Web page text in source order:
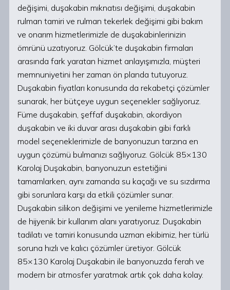
değişimi, duşakabin mıknatısı değişimi, duşakabin
rulman tamiri ve rulman tekerlek değişimi gibi bakım
ve onarım hizmetlerimizle de duşakabinlerinizin
ömrünü uzatıyoruz. Gölcük’te duşakabin firmaları
arasında fark yaratan hizmet anlayışımızla, müşteri
memnuniyetini her zaman ön planda tutuyoruz.
Duşakabin fiyatları konusunda da rekabetçi çözümler
sunarak, her bütçeye uygun seçenekler sağlıyoruz.
Füme duşakabin, şeffaf duşakabin, akordiyon
duşakabin ve iki duvar arası duşakabin gibi farklı
model seçeneklerimizle de banyonuzun tarzına en
uygun çözümü bulmanızı sağlıyoruz. Gölcük 85×130
Karolaj Duşakabin, banyonuzun estetiğini
tamamlarken, aynı zamanda su kaçağı ve su sızdırma
gibi sorunlara karşı da etkili çözümler sunar.
Duşakabin silikon değişimi ve yenileme hizmetlerimizle
de hijyenik bir kullanım alanı yaratıyoruz. Duşakabin
tadilatı ve tamiri konusunda uzman ekibimiz, her türlü
soruna hızlı ve kalıcı çözümler üretiyor. Gölcük
85×130 Karolaj Duşakabin ile banyonuzda ferah ve
modern bir atmosfer yaratmak artık çok daha kolay.